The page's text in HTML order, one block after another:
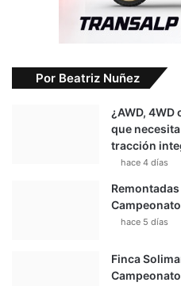
Por Beatriz Nuñez
¿AWD, 4WD
que
tracción
hace 4 días
hace 5 días
Finca